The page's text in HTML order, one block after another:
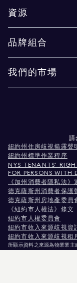
資源
品牌組合
我們的市場
請
紐約州住房歧視揭露聲
紐約州標準作業程序
NYS TENANTS'
FOR PERSONS WITH
《加州消費者隱私法》
德克薩斯州消費者保護
德克薩斯州房地產委員
《紐約市人權法》條文
紐約市人權委員會
紐約市收入來源歧視資
紐約市收入來源歧視租
所顯示資料之來源為物業業